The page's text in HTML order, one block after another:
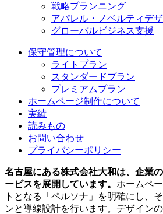
戦略プランニング
アパレル・ノベルティデ
グローバルビジネス支援
保守管理について
ライトプラン
スタンダードプラン
プレミアムプラン
ホームページ制作について
実績
読みもの
お問い合わせ
プライバシーポリシー
名古屋にある株式会社大和は、企業
ービスを展開しています。 ホームペ
トとなる「ペルソナ」を明確にし、
ンと導線設計を行います。デザイン